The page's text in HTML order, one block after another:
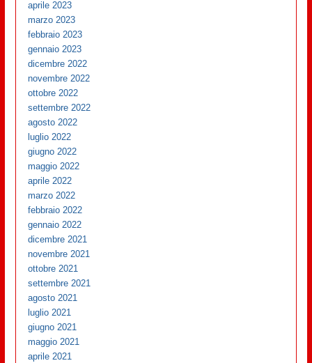
aprile 2023
marzo 2023
febbraio 2023
gennaio 2023
dicembre 2022
novembre 2022
ottobre 2022
settembre 2022
agosto 2022
luglio 2022
giugno 2022
maggio 2022
aprile 2022
marzo 2022
febbraio 2022
gennaio 2022
dicembre 2021
novembre 2021
ottobre 2021
settembre 2021
agosto 2021
luglio 2021
giugno 2021
maggio 2021
aprile 2021